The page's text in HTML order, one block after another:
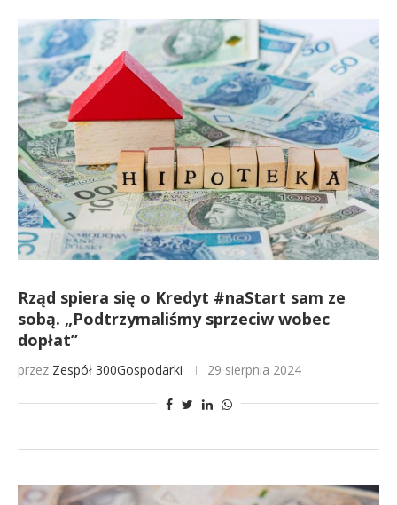
Rząd spiera się o Kredyt #naStart sam ze
sobą. „Podtrzymaliśmy sprzeciw wobec
dopłat”
przez Zespół 300Gospodarki 29 sierpnia 2024